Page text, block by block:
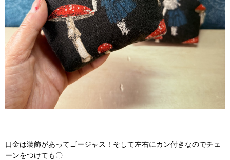
口金は装飾があってゴージャス！そして左右にカン付きなのでチェ
ーンをつけても〇